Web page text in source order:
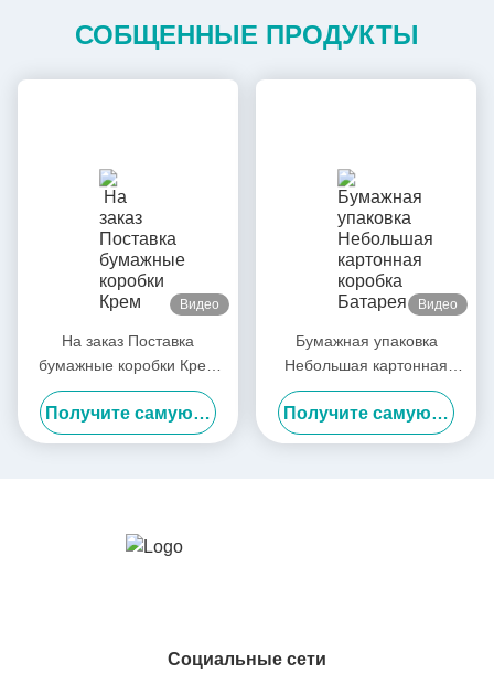
СОБЩЕННЫЕ ПРОДУКТЫ
Видео
На заказ Поставка
бумажные коробки Крем
для очистки кожи Уход за
телом Масло бумажные
коробки Поставщик
Получите самую лучшую цену
Видео
Бумажная упаковка
Небольшая картонная
коробка Батарея OEM
упаковка Индивидуальная
Получите самую лучшую цену
Социальные сети